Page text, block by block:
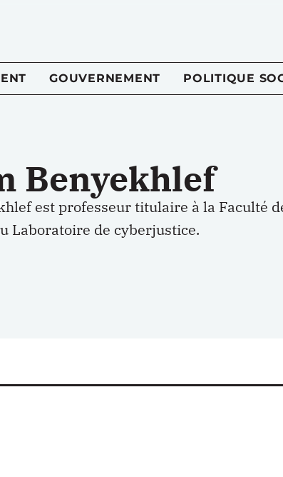
GOUVERNEMENT POLITIQUE
Benyekhlef
est professeur titulaire à la Faculté
Laboratoire de cyberjustice.